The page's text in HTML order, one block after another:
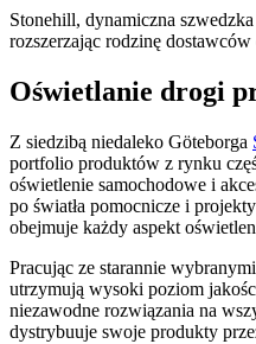
Stonehill, dynamiczna
rozszerzając rodzinę
Oświetlanie drogi
Z siedzibą niedaleko Göteborga
portfolio produktów z rynku
oświetlenie samochodowe i
po światła pomocnicze i
obejmuje każdy aspekt
Pracując ze starannie
utrzymują wysoki poziom
niezawodne rozwiązania na
dystrybuuje swoje produkty